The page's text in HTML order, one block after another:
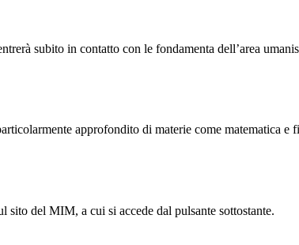
subito in contatto con le fondamenta dell’area
approfondito di materie come matematica e
del MIM, a cui si accede dal pulsante sottostante.